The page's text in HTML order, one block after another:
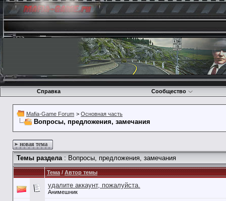
Справка Сообщество
Mafia-Game Forum > Основная часть
Вопросы, предложения, замечания
новая тема
Темы раздела: Вопросы, предложения, замечания
Тема/Автор темы
удалите аккаунт, пожалуйста.
Анимешник